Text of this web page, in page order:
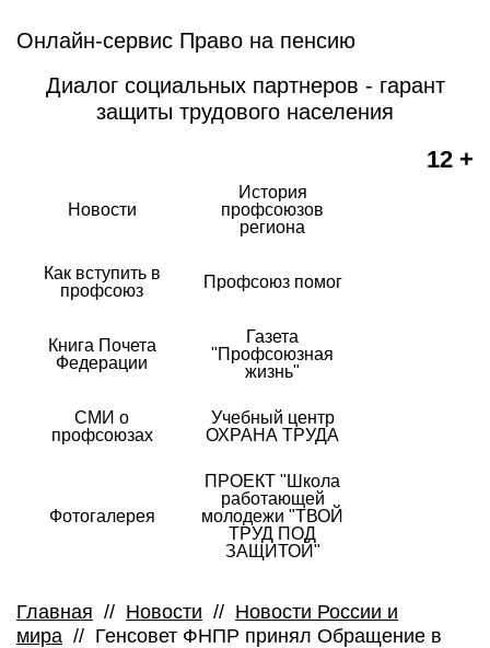
Онлайн-сервис Право на пенсию
Диалог социальных партнеров - гарант
защиты трудового населения
12 +
Новости
История
профсоюзов
региона
Как вступить в
профсоюз
Профсоюз помог
Книга Почета
Федерации
Газета
"Профсоюзная
жизнь"
СМИ о
профсоюзах
Учебный центр
ОХРАНА ТРУДА
Фотогалерея
ПРОЕКТ "Школа
работающей
молодежи "ТВОЙ
ТРУД ПОД
ЗАЩИТОЙ"
Главная // Новости // Новости России и
мира // Генсовет ФНПР принял Обращение в